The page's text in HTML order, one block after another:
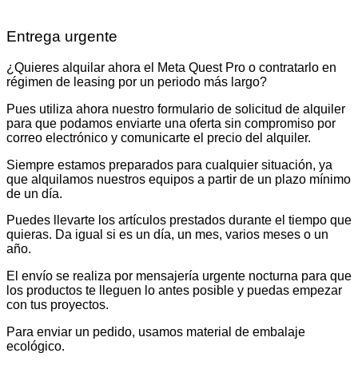
Entrega urgente
¿Quieres alquilar ahora el Meta Quest Pro o contratarlo en
régimen de leasing por un periodo más largo?
Pues utiliza ahora nuestro formulario de solicitud de alquiler
para que podamos enviarte una oferta sin compromiso por
correo electrónico y comunicarte el precio del alquiler.
Siempre estamos preparados para cualquier situación, ya
que alquilamos nuestros equipos a partir de un plazo mínimo
de un día.
Puedes llevarte los artículos prestados durante el tiempo que
quieras. Da igual si es un día, un mes, varios meses o un
año.
El envío se realiza por mensajería urgente nocturna para que
los productos te lleguen lo antes posible y puedas empezar
con tus proyectos.
Para enviar un pedido, usamos material de embalaje
ecológico.